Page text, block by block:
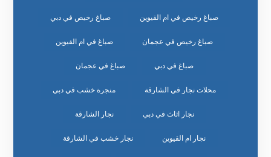
صباغ رخيص في ام القيوين صباغ رخيص في دبي
صباغ رخيص في عجمان صباغ في ام القيوين
صباغ في دبي صباغ في عجمان
محلات نجار في الشارقة منجرة خشب في دبي
نجار اثاث في دبي نجار الشارقة
نجار ام القيوين نجار خشب في الشارقة